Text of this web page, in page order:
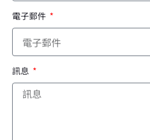
電子郵件
訊息